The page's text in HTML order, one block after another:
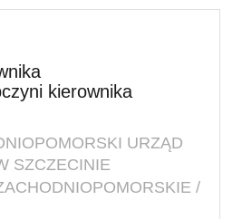
kierownika
URZĄD
SZCZECINIE
/